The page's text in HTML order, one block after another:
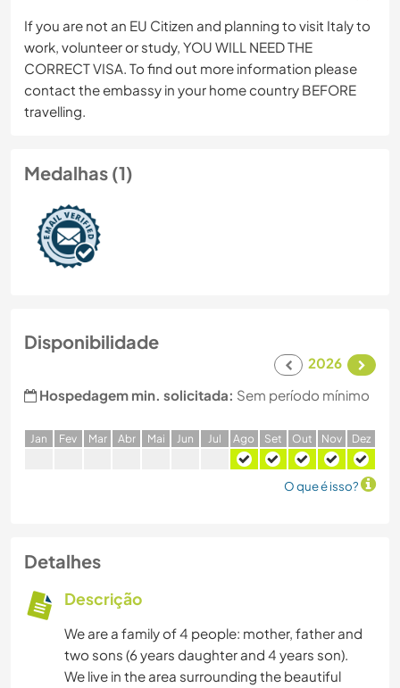
If you are not an EU Citizen and planning to visit Italy to
work, volunteer or study, YOU WILL NEED THE
CORRECT VISA. To find out more information please
contact the embassy in your home country BEFORE
travelling.
Medalhas (1)
Disponibilidade
2026
Hospedagem min. solicitada: Sem período mínimo
Jan Fev Mar Abr Mai Jun Jul Ago Set Out Nov Dez
O que é isso?
Detalhes
Descrição
We are a family of 4 people: mother, father and
two sons (6 years daughter and 4 years son).
We live in the area surrounding the beautiful